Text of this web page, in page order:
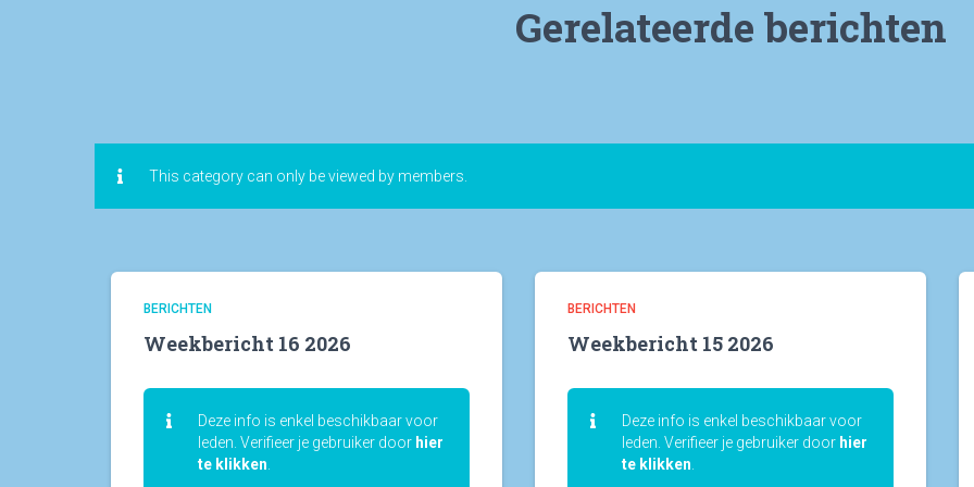
Gerelateerde berichten
This category can only be viewed by members.
BERICHTEN
Weekbericht 16 2026
Deze info is enkel beschikbaar voor
leden. Verifieer je gebruiker door hier
te klikken
BERICHTEN
Weekbericht 15 2026
Deze info is enkel beschikbaar voor
leden. Verifieer je gebruiker door hier
te klikken